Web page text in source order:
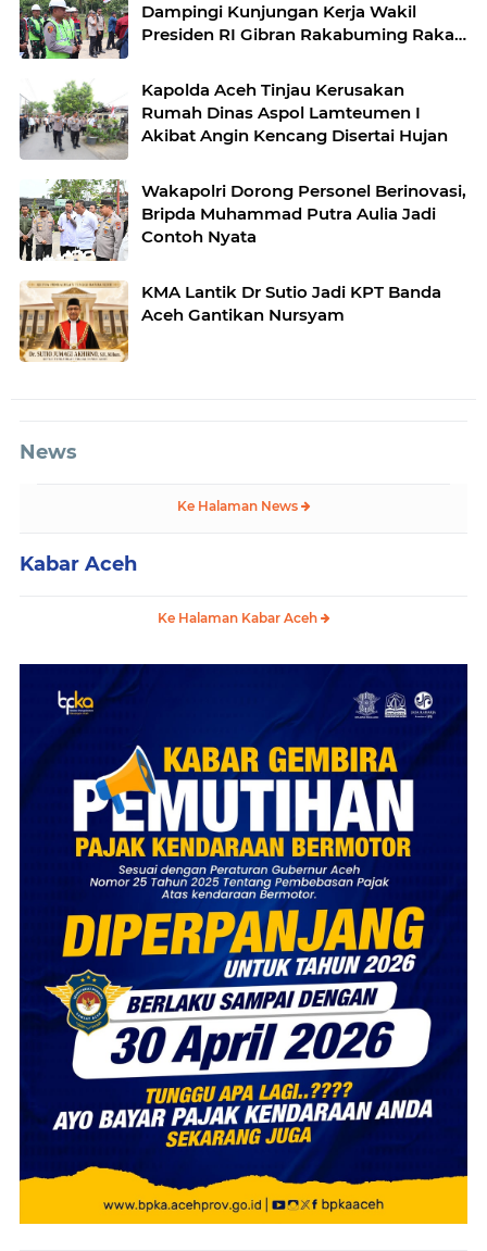
Dampingi Kunjungan Kerja Wakil
Presiden RI Gibran Rakabuming Raka
Kapolda Aceh Tinjau Kerusakan
Rumah Dinas Aspol Lamteumen I
Akibat Angin Kencang Disertai Hujan
Wakapolri Dorong Personel Berinovasi,
Bripda Muhammad Putra Aulia Jadi
Contoh Nyata
KMA Lantik Dr Sutio Jadi KPT Banda
Aceh Gantikan Nursyam
News
Ke Halaman News
Kabar Aceh
Ke Halaman Kabar Aceh